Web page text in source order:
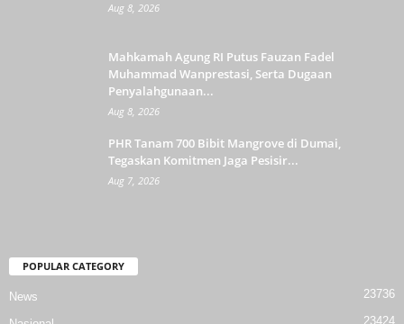
Aug 8, 2026
Mahkamah Agung RI Putus Fauzan Fadel
Muhammad Wanprestasi, Serta Dugaan
Penyalahgunaan...
Aug 8, 2026
PHR Tanam 700 Bibit Mangrove di Dumai,
Tegaskan Komitmen Jaga Pesisir...
Aug 7, 2026
POPULAR CATEGORY
News 23736
23424